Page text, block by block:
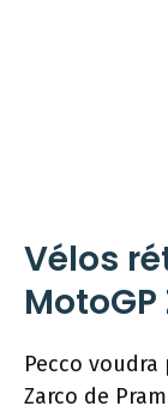
Vélos
Pecco
Zarco de